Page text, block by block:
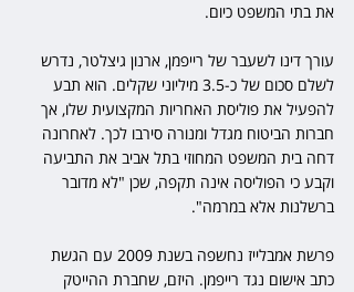
את בתי המשפט כיום.
עורך דינו לשעבר של רייפמן, ארנון גיצלטר, נדרש
לשלם סכום של כ-3.5 מיליוני שקלים. הוא תבע
להפעיל את פוליסת האחריות המקצועית שלו, אך
חברות הביטוח מגדל ומנורה סירבו לכך. לאחרונה
דחה בית המשפט המחוזי בתל אביב את התביעה
וקבע כי הפוליסה אינה תקפה, שכן "לא מדובר
ברשלנות אלא במרמה".
פרשת אמבלייז נחשפה בשנת 2009 עם הגשת
כתב אישום נגד רייפמן. היזם, שחברת ההייטק